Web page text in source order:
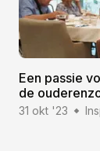
Een passie
de
31 okt '23